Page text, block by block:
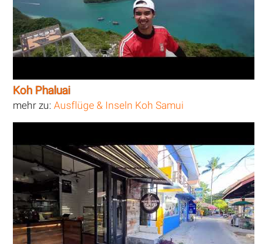
Koh Phaluai
mehr zu:Ausflüge & Inseln Koh Samui